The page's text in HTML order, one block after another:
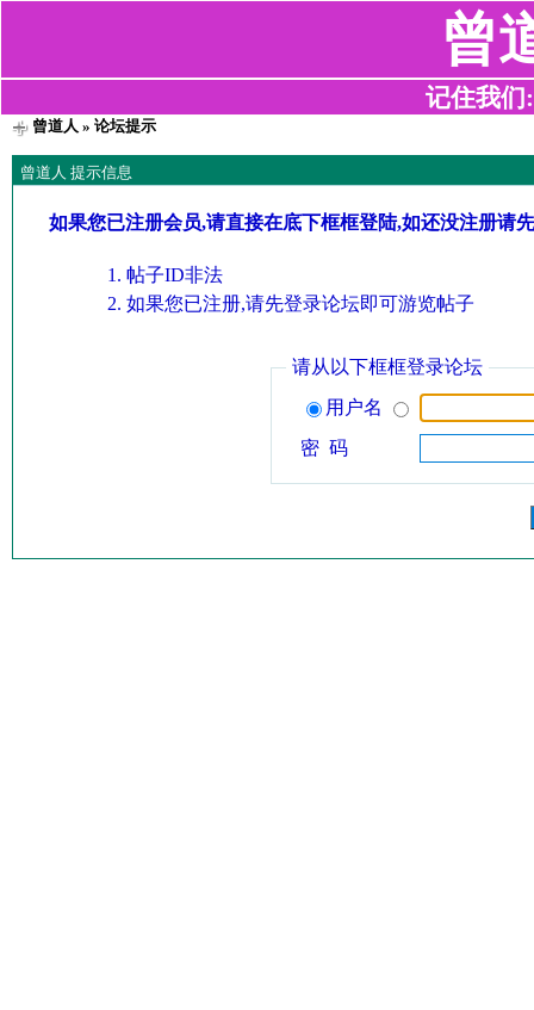
曾
记住我们
曾道人 » 论坛提示
曾道人 提示信息
如果您已注册会员,请直接在底下框框登陆,如还没注册请
帖子ID非法
如果您已注册,请先登录论坛即可游览帖子
请从以下框框登录论坛
用户名
密 码